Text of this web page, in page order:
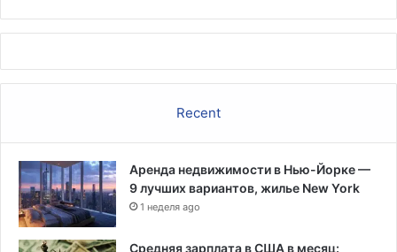
н
б
о
р
ы
д
е
Recent
Аренда недвижимости в Нью-Йорке —
9 лучших вариантов, жилье New York
1 неделя ago
Средняя зарплата в США в месяц: